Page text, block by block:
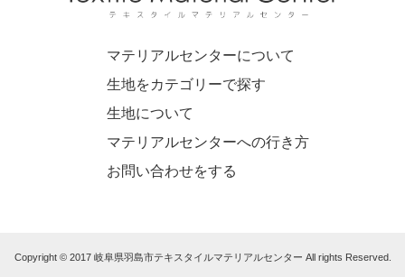
マテリアルセンターについて
生地をカテゴリーで探す
生地について
マテリアルセンターへの行き方
お問い合わせをする
Copyright © 2017 岐阜県羽島市テキスタイルマテリアルセンター All rights Reserved.